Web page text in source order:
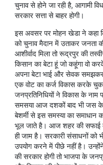
चुनाव से होने जा रही है, आगामी
सरकार सत्ता से बाहर होगी।
इस अवसर पर मोहन खेडा ने कहा
को चुनाव मैदान में उताकर जनता
आशीर्वाद मिला तो रूद्रपुर की
किसान का बेटा हूं जो कहूंगा वो
अपना बेटा भाई और सेवक
एक वोट का कर्ज विकास करके
जनप्रतिनिधियों ने विकास के
समसया आज दशकों बाद भी जस
बेशर्मी से इस समस्या का समाधान
भूल जाते है। आज शहर की सफाई
ही जाम है। सरकारी संसाधनों को
उपयोग करने में पीछे नहीं है।
की सरकार होगी तो भाजपा के